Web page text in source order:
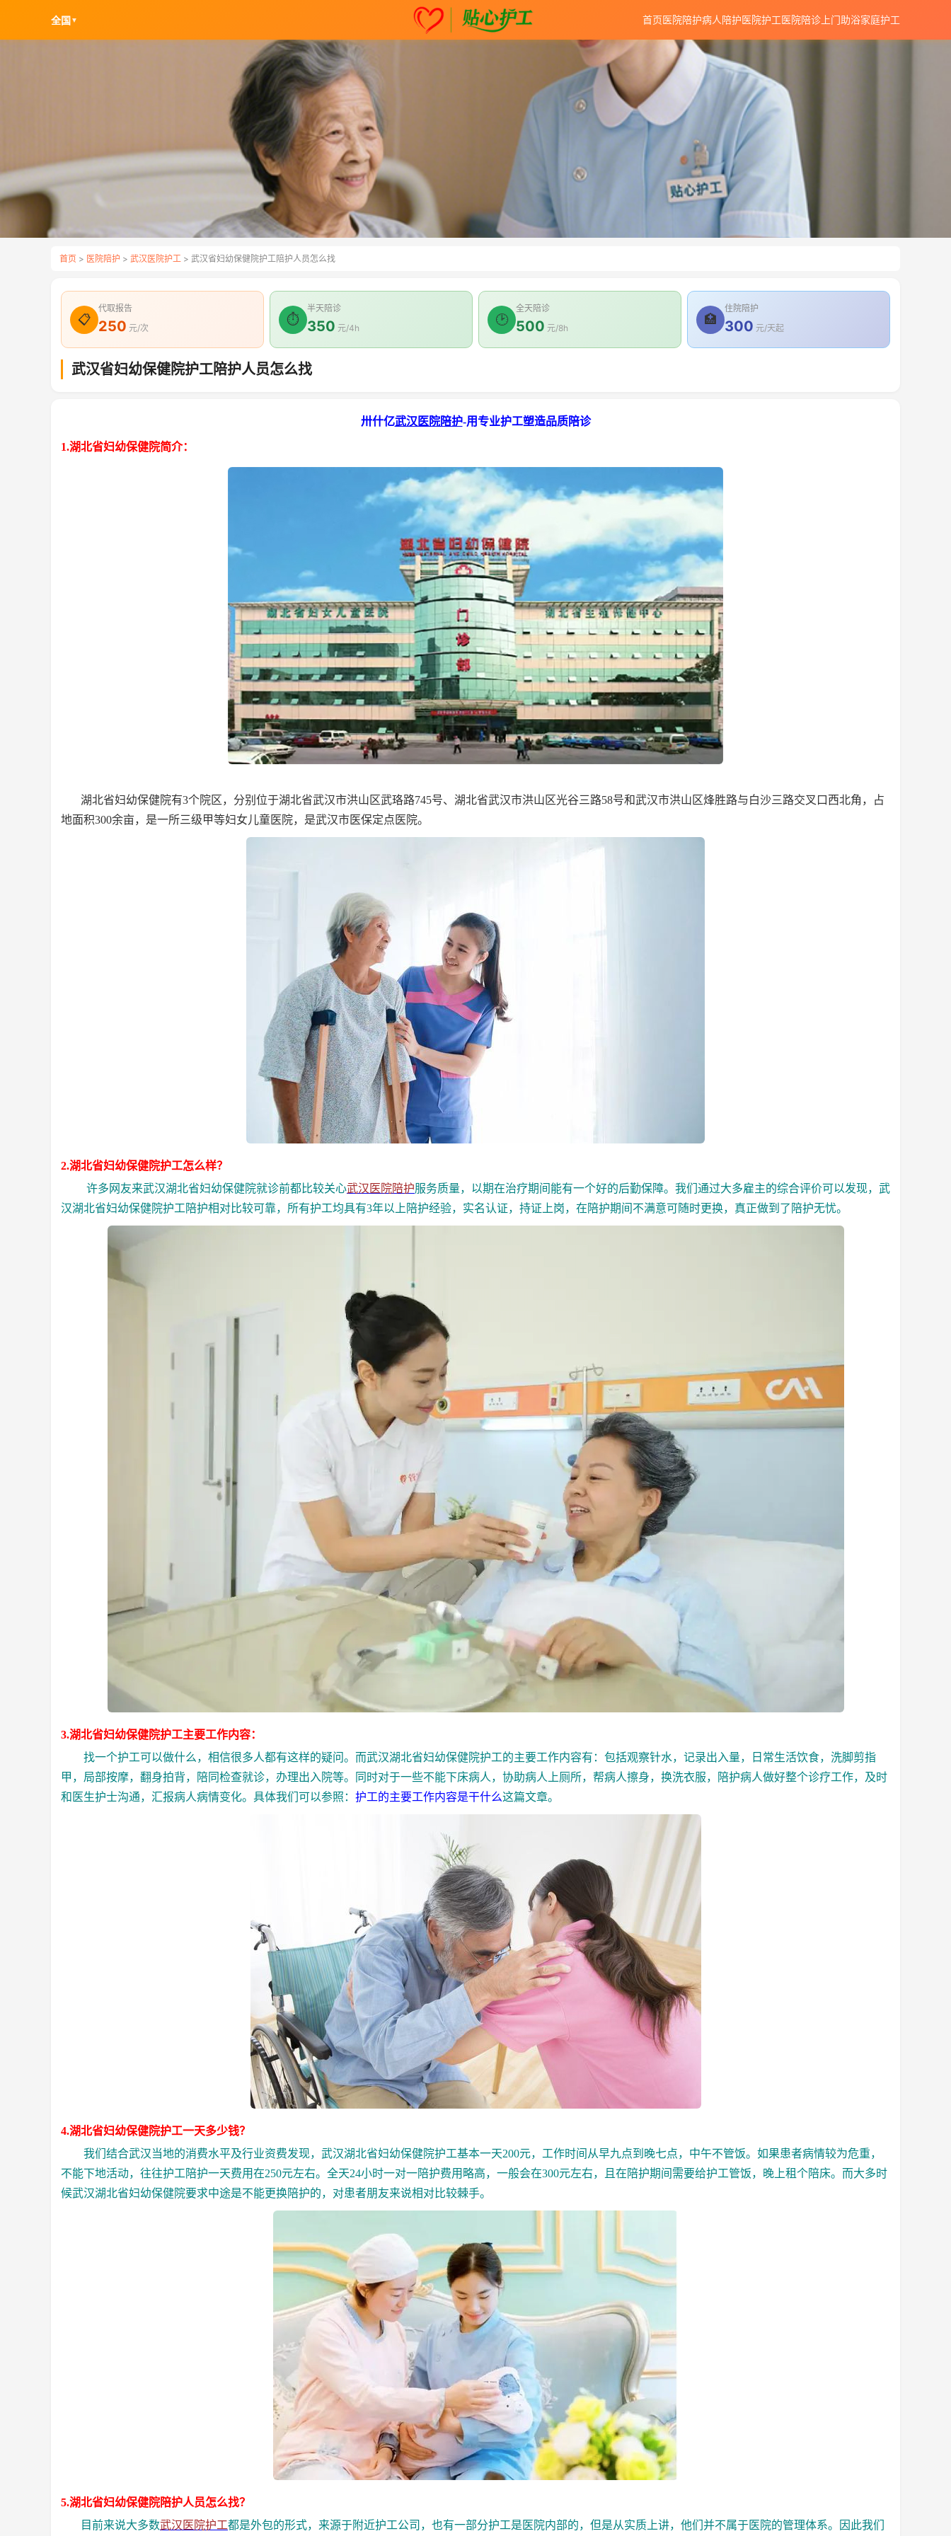
全国 ▼ 首页医院陪护病人陪护医院护工医院陪诊 上门助浴家庭护工
首页 > 医院陪护 > 武汉医院护工 > 武汉省妇幼保健院护工陪护人员怎么找
📋
代取报告
250 元/次
⏱
半天陪诊
350 元/4h
🕑
全天陪诊
500 元/8h
🏥
住院陪护
300 元/天起
武汉省妇幼保健院护工陪护人员怎么找
卅什亿武汉医院陪护-用专业护工塑造品质陪诊
1.湖北省妇幼保健院简介：
湖北省妇幼保健院有3个院区，分别位于湖北省武汉市洪山区武珞路745号、湖北省武汉市洪山区光谷三路58号和武汉市洪山区烽胜路与白沙三路交叉口西北角，占
地面积300余亩，是一所三级甲等妇女儿童医院，是武汉市医保定点医院。
2.湖北省妇幼保健院护工怎么样？
许多网友来武汉湖北省妇幼保健院就诊前都比较关心武汉医院陪护服务质量，以期在治疗期间能有一个好的后勤保障。我们通过大多雇主的综合评价可以发现，武
汉湖北省妇幼保健院护工陪护相对比较可靠，所有护工均具有3年以上陪护经验，实名认证，持证上岗，在陪护期间不满意可随时更换，真正做到了陪护无忧。
3.湖北省妇幼保健院护工主要工作内容：
找一个护工可以做什么，相信很多人都有这样的疑问。而武汉湖北省妇幼保健院护工的主要工作内容有：包括观察针水，记录出入量，日常生活饮食，洗脚剪指
甲，局部按摩，翻身拍背，陪同检查就诊，办理出入院等。同时对于一些不能下床病人，协助病人上厕所，帮病人擦身，换洗衣服，
陪护病人做好整个诊疗工作，及时
和医生护士沟通，汇报病人病情变化。具体我们可以参照： 护工的主要工作内容是干什么这篇文章。
4.湖北省妇幼保健院护工一天多少钱？
我们结合武汉当地的消费水平及行业资费发现，武汉湖北省妇幼保健院护工基本一天200元，工作时间从早九点到晚七点，中午不管饭。如果患者病情较为危重，
不能下地活动，往往护工陪护一天费用在250元左右。全天24小时一对一陪护费用略高，一般会在300元左右，且在陪护期间需要给护工管饭，晚上租个陪床。而大多时
候武汉湖北省妇幼保健院要求中途是不能更换陪护的，对患者朋友来说相对比较棘手。
5.湖北省妇幼保健院陪护人员怎么找？
目前来说大多数武汉医院护工都是外包的形式，来源于附近护工公司，也有一部分护工是医院内部的，但是从实质上讲，他们并不属于医院的管理体系。因此我们